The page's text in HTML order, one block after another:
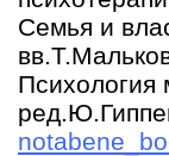
Семья и
Психология